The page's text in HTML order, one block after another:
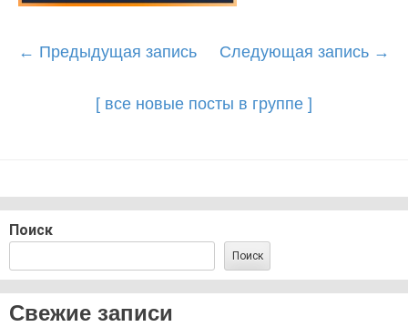
Post
← Предыдущая запись Следующая запись →
[ все новые посты в группе ]
Поиск
Поиск
Свежие записи